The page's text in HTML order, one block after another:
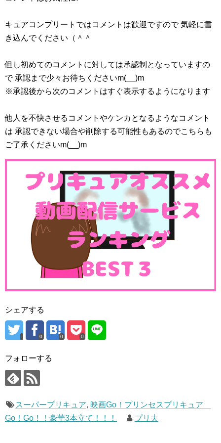
キュアコンプリートではコメントは歓迎ですので 気軽に書
き込んでください（＾＾
但し初めてのコメントに対しては承認制となっていますの
で 承認まで少々お待ちくださいm(__)m
※承認後から次のコメントはすぐ表示するようになります
他人を不快させるコメントやケンカとなるようなコメント
は 承認できない場合や削除する可能性もあるのでこちらも
ご了承くださいm(__)m
シェアする
0 0 0
フォローする
スーパープリキュア, 映画Go！プリンセスプリキュア
Go！Go！！豪華3本立て！！！
プリ夫